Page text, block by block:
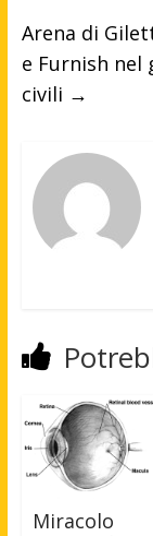
Arena di
e Furnish nel
civili →
Miracolo